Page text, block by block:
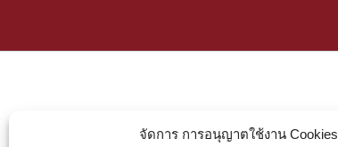
จัดการ การอนุญาตใช้งาน Cookies